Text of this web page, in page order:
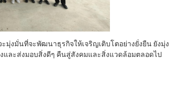
มุ่งมั่นที่จะพัฒนาธุรกิจให้เจริญเติบโตอย่างยั่งยืน ยังมุ่ง
ละส่งมอบสิ่งดีๆ คืนสู่สังคมและสิ่งแวดล้อมตลอดไป